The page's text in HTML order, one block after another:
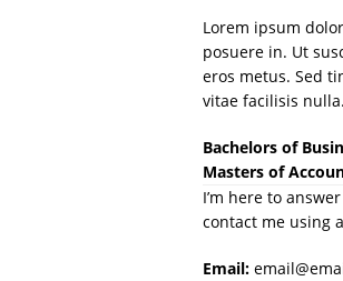
Lorem ipsum
posuere in. Ut
eros metus. Sed
vitae facilisis
Bachelors of
Masters of
I’m here to
contact me using
Email: